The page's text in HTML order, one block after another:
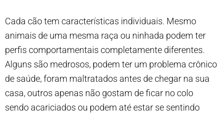
Cada cão tem características individuais. Mesmo
animais de uma mesma raça ou ninhada podem ter
perfis comportamentais completamente diferentes.
Alguns são medrosos, podem ter um problema crônico
de saúde, foram maltratados antes de chegar na sua
casa, outros apenas não gostam de ficar no colo
sendo acariciados ou podem até estar se sentindo